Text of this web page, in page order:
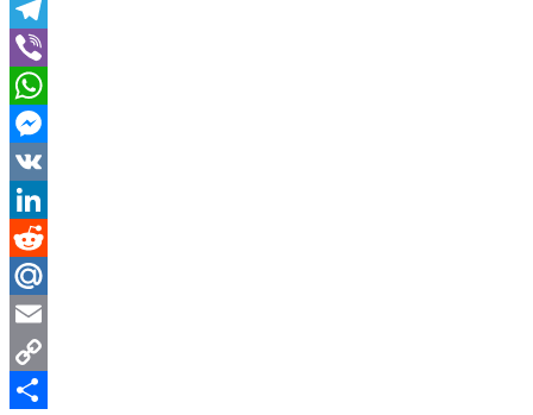
X
Telegram
Viber
WhatsApp
Messenger
VK
LinkedIn
Reddit
Mail.Ru
Email
Copy